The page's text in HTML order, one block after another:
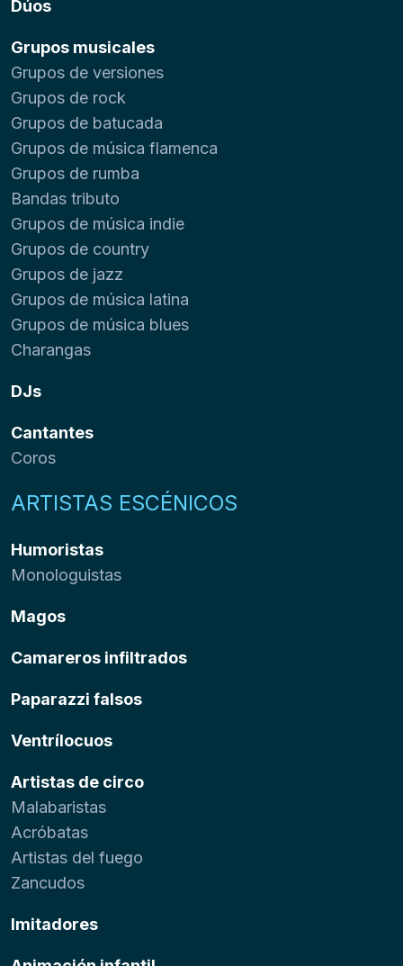
Dúos
Grupos musicales
Grupos de versiones
Grupos de rock
Grupos de batucada
Grupos de música flamenca
Grupos de rumba
Bandas tributo
Grupos de música indie
Grupos de country
Grupos de jazz
Grupos de música latina
Grupos de música blues
Charangas
DJs
Cantantes
Coros
ARTISTAS ESCÉNICOS
Humoristas
Monologuistas
Magos
Camareros infiltrados
Paparazzi falsos
Ventrílocuos
Artistas de circo
Malabaristas
Acróbatas
Artistas del fuego
Zancudos
Imitadores